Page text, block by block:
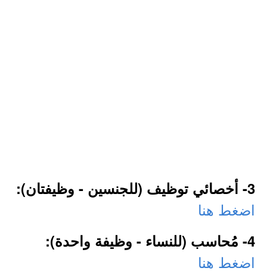
3- أخصائي توظيف (للجنسين - وظيفتان):
اضغط هنا
4- مُحاسب (للنساء - وظيفة واحدة):
اضغط هنا